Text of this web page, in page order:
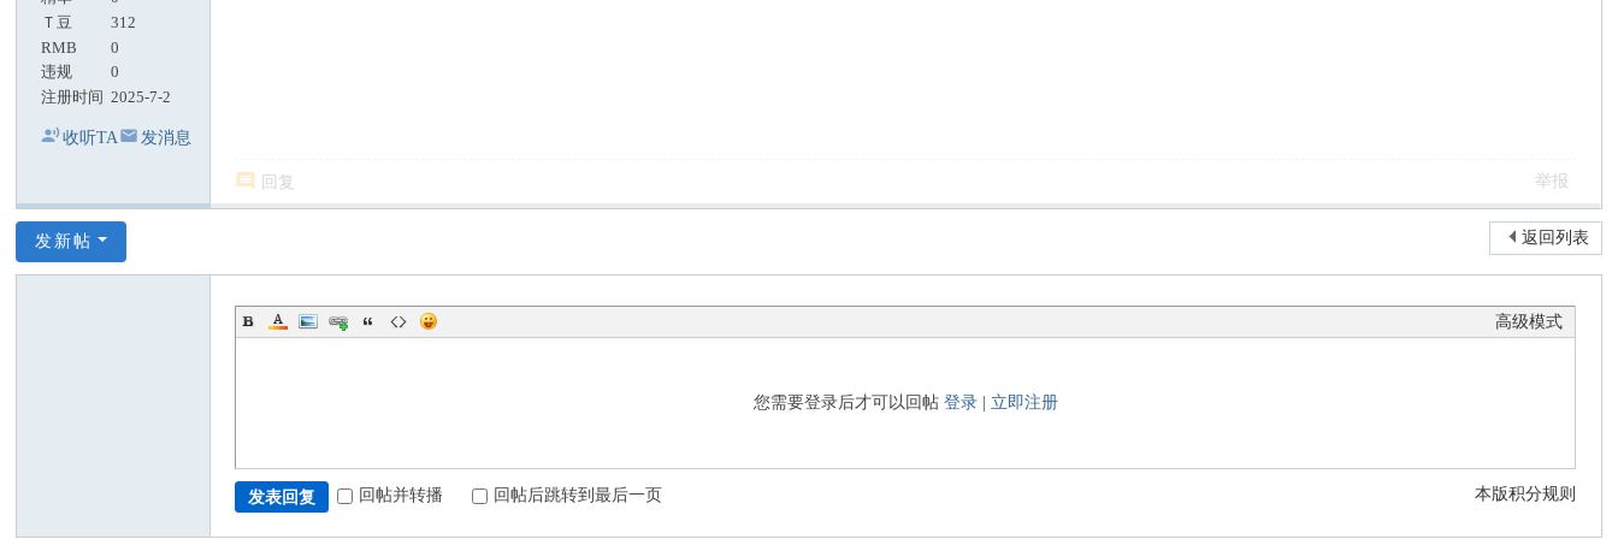
Ｔ豆
312
RMB
0
违规
0
注册时间 2025-7-2
收听TA 发消息
回复 举报
返回列表
发新帖
高级模式
您需要登录后才可以回帖 登录| 立即注册
本版积分规则
发表回复 回帖并转播 回帖后跳转到最后一页